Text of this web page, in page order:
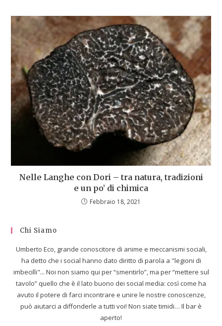
Nelle Langhe con Dori – tra natura, tradizioni
e un po’ di chimica
Febbraio 18, 2021
Chi Siamo
Umberto Eco, grande conoscitore di anime e meccanismi sociali,
ha detto che i social hanno dato diritto di parola a "legioni di
imbecilli"... Noi non siamo qui per “smentirlo”, ma per “mettere sul
tavolo” quello che è il lato buono dei social media: così come ha
avuto il potere di farci incontrare e unire le nostre conoscenze,
può aiutarci a diffonderle a tutti voi! Non siate timidi… Il bar è
aperto!